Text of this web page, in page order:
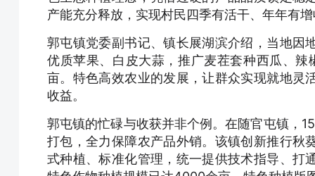
产能充分释放，实现村民四季有活干、年年有
郭屯镇党委副书记、镇长展湖滨介绍，当地因
优质苹果、白皮大蒜，推广麦茬套种西瓜、
亩。特色高效农业的发展，让群众实现就地灵
收益。
郭屯镇的忙碌与收获并非个例。在随官屯镇，
打包，全力保障农产品外销。该镇创新推行秋
式种植、标准化管理，统一提供技术指导、打